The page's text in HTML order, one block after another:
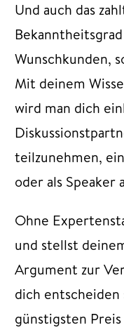
Und auch das
Wunschkunden,
Mit deinem
wird man dich
teilzunehmen,
oder als Speaker
Ohne
und stellst
Argument zur
dich entscheiden
günstigsten